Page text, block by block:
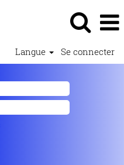
Langue Se connecter